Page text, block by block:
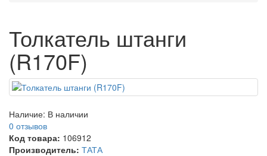
Толкатель штанги
(R170F)
Наличие: В наличии
0 отзывов
Код товара: 106912
Производитель: ТАТА